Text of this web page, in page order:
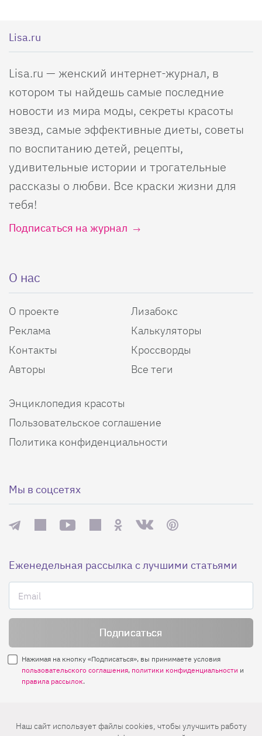
Lisa.ru
Lisa.ru — женский интернет-журнал, в
котором ты найдешь самые последние
новости из мира моды, секреты красоты
звезд, самые эффективные диеты, советы
по воспитанию детей, рецепты,
удивительные истории и трогательные
рассказы о любви. Все краски жизни для
тебя!
Подписаться на журнал
О нас
О проекте
Реклама
Контакты
Авторы
Лизабокс
Калькуляторы
Кроссворды
Все теги
Энциклопедия красоты
Пользовательское соглашение
Политика конфиденциальности
Мы в соцсетях
Еженедельная рассылка с лучшими статьями
Нажимая на кнопку «Подписаться», вы принимаете условия
пользовательского соглашения, политики конфиденциальности и
правила рассылок.
Нашли ошибку? Выделите ее и нажмите
Ctrl+Enter
Наш сайт использует файлы cookies, чтобы улучшить работу